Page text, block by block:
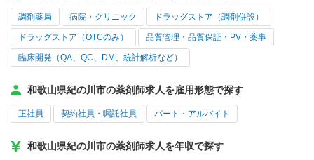
調剤薬局 病院・クリニック ドラッグストア（調剤併設）
ドラッグストア（OTCのみ） 品質管理・品質保証・PV・薬事
臨床開発（QA、QC、DM、統計解析など）
和歌山県紀の川市の薬剤師求人を雇用形態で探す
正社員 契約社員・嘱託社員 パート・アルバイト
和歌山県紀の川市の薬剤師求人を年収で探す